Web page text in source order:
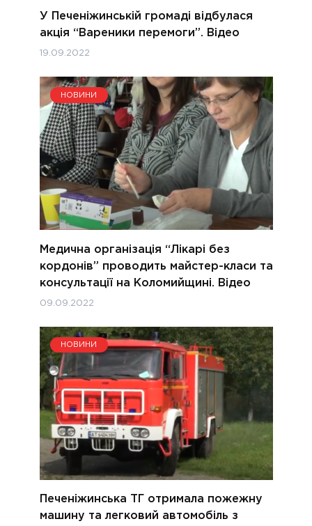
У Печеніжинській громаді відбулася
акція “Вареники перемоги”. Відео
19.09.2022
НОВИНИ
Медична організація “Лікарі без
кордонів” проводить майстер-класи та
консультації на Коломийщині. Відео
09.09.2022
НОВИНИ
Печеніжинська ТГ отримала пожежну
машину та легковий автомобіль з